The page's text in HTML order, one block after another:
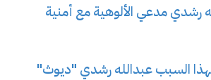
رشدي مدعي الألوهية مع أمنية
السبب عبدالله رشدي "ديوث"